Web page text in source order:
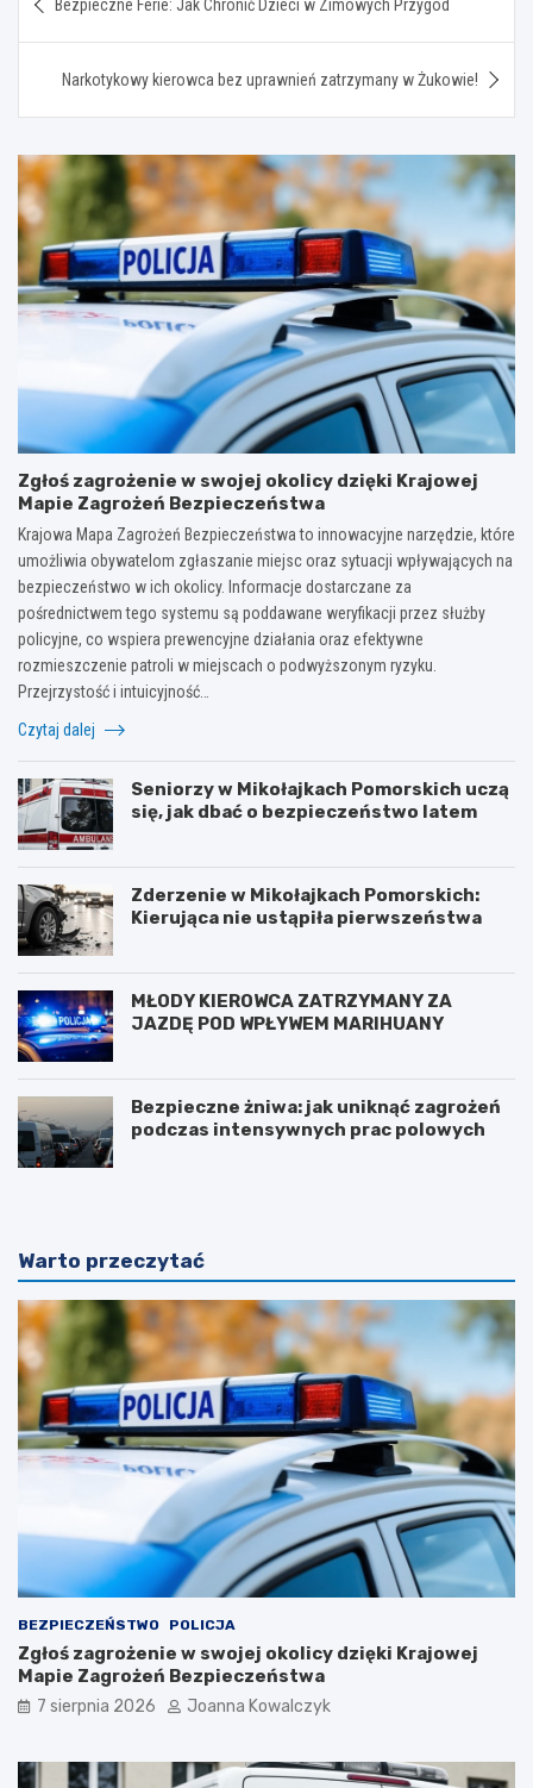
wpisu
Bezpieczne Ferie: Jak Chronić Dzieci w Zimowych Przygód
Narkotykowy kierowca bez uprawnień zatrzymany w Żukowie!
Zgłoś zagrożenie w swojej okolicy dzięki Krajowej
Mapie Zagrożeń Bezpieczeństwa
Krajowa Mapa Zagrożeń Bezpieczeństwa to innowacyjne narzędzie, które
umożliwia obywatelom zgłaszanie miejsc oraz sytuacji wpływających na
bezpieczeństwo w ich okolicy. Informacje dostarczane za
pośrednictwem tego systemu są poddawane weryfikacji przez służby
policyjne, co wspiera prewencyjne działania oraz efektywne
rozmieszczenie patroli w miejscach o podwyższonym ryzyku.
Przejrzystość i intuicyjność…
Czytaj dalej
Seniorzy w Mikołajkach Pomorskich uczą
się, jak dbać o bezpieczeństwo latem
Zderzenie w Mikołajkach Pomorskich:
Kierująca nie ustąpiła pierwszeństwa
MŁODY KIEROWCA ZATRZYMANY ZA
JAZDĘ POD WPŁYWEM MARIHUANY
Bezpieczne żniwa: jak uniknąć zagrożeń
podczas intensywnych prac polowych
Warto przeczytać
BEZPIECZEŃSTWO POLICJA
Zgłoś zagrożenie w swojej okolicy dzięki Krajowej
Mapie Zagrożeń Bezpieczeństwa
7 sierpnia 2026 Joanna Kowalczyk